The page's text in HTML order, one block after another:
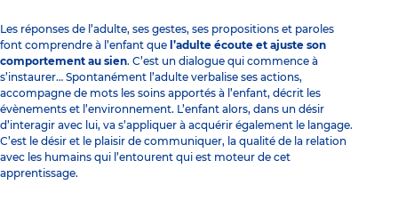
Les réponses de l’adulte, ses gestes, ses propositions et paroles
font comprendre à l’enfant que l’adulte écoute et ajuste son
comportement au sien. C’est un dialogue qui commence à
s’instaurer… Spontanément l’adulte verbalise ses actions,
accompagne de mots les soins apportés à l’enfant, décrit les
évènements et l’environnement. L’enfant alors, dans un désir
d’interagir avec lui, va s’appliquer à acquérir également le langage.
C’est le désir et le plaisir de communiquer, la qualité de la relation
avec les humains qui l’entourent qui est moteur de cet
apprentissage.